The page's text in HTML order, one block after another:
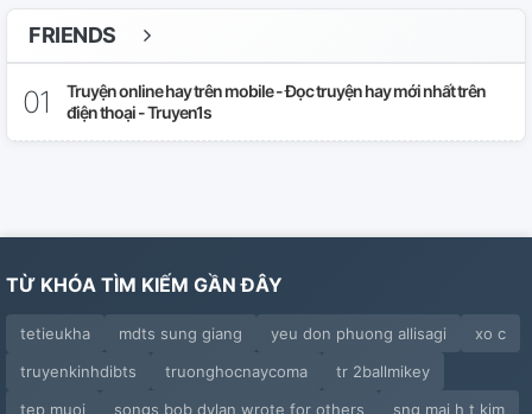
FRIENDS
Truyện online hay trên mobile - Đọc truyện hay mới nhất trên
điện thoại - Truyen1s
TỪ KHÓA TÌM KIẾM GẦN ĐÂY
tetieukha mdts sung giang yeu don phuong allisagi
xo c
truyenkinhdibts
truonghocnaycoma
tr 2ballmikey
tep muoi
songs bob dylan wrote for others sng mai h t kim